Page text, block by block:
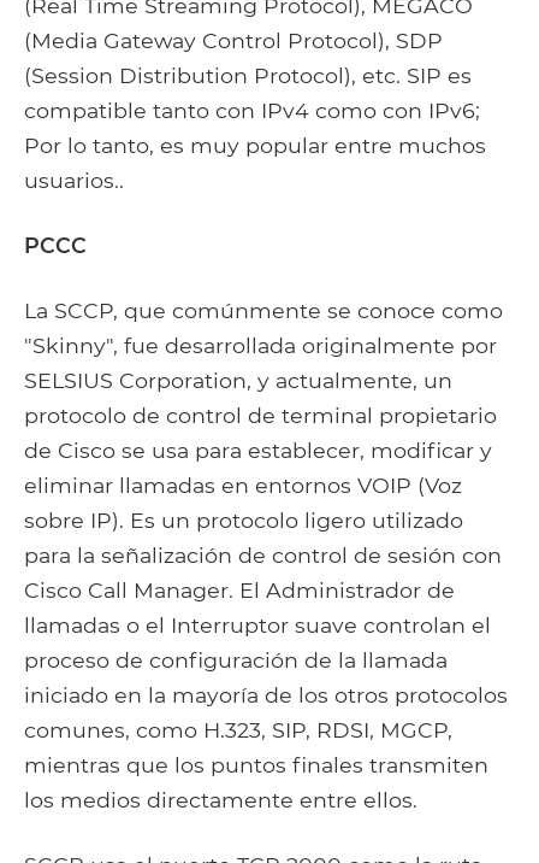
(Real Time Streaming Protocol), MEGACO
(Media Gateway Control Protocol), SDP
(Session Distribution Protocol), etc. SIP es
compatible tanto con IPv4 como con IPv6;
Por lo tanto, es muy popular entre muchos
usuarios..
PCCC
La SCCP, que comúnmente se conoce como
"Skinny", fue desarrollada originalmente por
SELSIUS Corporation, y actualmente, un
protocolo de control de terminal propietario
de Cisco se usa para establecer, modificar y
eliminar llamadas en entornos VOIP (Voz
sobre IP). Es un protocolo ligero utilizado
para la señalización de control de sesión con
Cisco Call Manager. El Administrador de
llamadas o el Interruptor suave controlan el
proceso de configuración de la llamada
iniciado en la mayoría de los otros protocolos
comunes, como H.323, SIP, RDSI, MGCP,
mientras que los puntos finales transmiten
los medios directamente entre ellos.